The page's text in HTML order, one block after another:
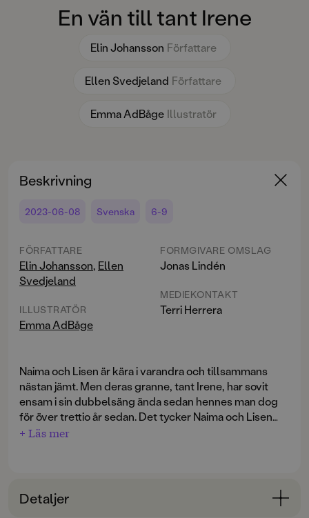
En vän till tant Irene
Elin Johansson Författare
Ellen Svedjeland Författare
Emma AdBåge Illustratör
Beskrivning
2023-06-08 Svenska 6-9
FÖRFATTARE
Elin Johansson, Ellen
Svedjeland
ILLUSTRATÖR
Emma AdBåge
FORMGIVARE OMSLAG
Jonas Lindén
MEDIEKONTAKT
Terri Herrera
Naima och Lisen är kära i varandra och tillsammans
nästan jämt. Men deras granne, tant Irene, har sovit
ensam i sin dubbelsäng ända sedan hennes man dog
för över trettio år sedan. Det tycker Naima och Lisen
känns sorgligt. De vill att tant Irene ska bli kär igen –
skolgården och Naima och Lisen övervakar det hela
+ Läs mer
Detaljer